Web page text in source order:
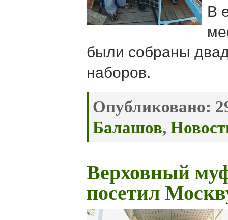
В
были собраны
наборов.
Опубликовано:
Балашов,
Верховный
посетил